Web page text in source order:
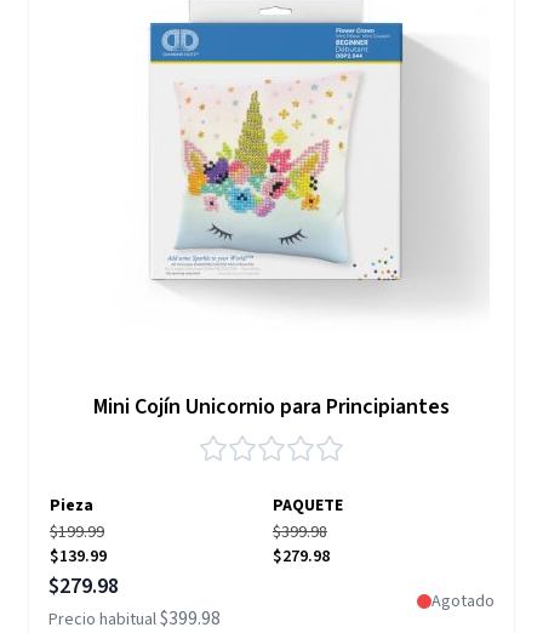
Mini Cojín Unicornio para Principiantes
Pieza
PAQUETE
$199.99
$139.99
$399.98
$279.98
Precio especial
$279.98
Precio habitual$399.98
Agotado